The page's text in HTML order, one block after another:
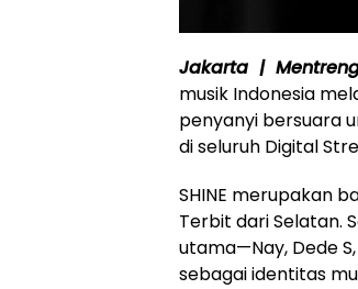
Jakarta |
musik Indonesia
penyanyi bersuara
di seluruh Digital
SHINE merupakan
Terbit dari Selatan.
utama—Nay, Dede
sebagai identitas